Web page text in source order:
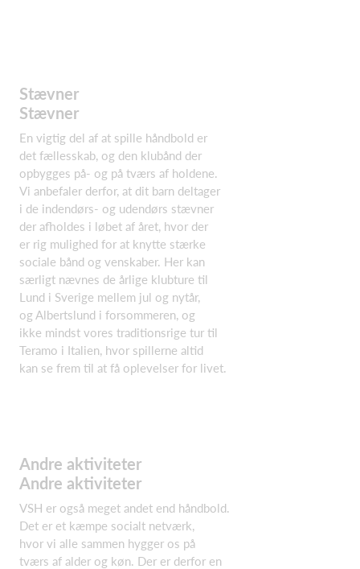
Stævner
Stævner
En vigtig del af at spille håndbold er
det fællesskab, og den klubånd der
opbygges på- og på tværs af holdene.
Vi anbefaler derfor, at dit barn deltager
i de indendørs- og udendørs stævner
der afholdes i løbet af året, hvor der
er rig mulighed for at knytte stærke
sociale bånd og venskaber. Her kan
særligt nævnes de årlige klubture til
Lund i Sverige mellem jul og nytår,
og Albertslund i forsommeren, og
ikke mindst vores traditionsrige tur til
Teramo i Italien, hvor spillerne altid
kan se frem til at få oplevelser for livet.
Andre aktiviteter
Andre aktiviteter
VSH er også meget andet end håndbold.
Det er et kæmpe socialt netværk,
hvor vi alle sammen hygger os på
tværs af alder og køn. Der er derfor en